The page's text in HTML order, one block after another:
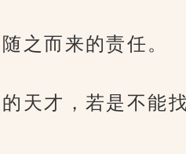
之而来的责任。
天才，若是不能